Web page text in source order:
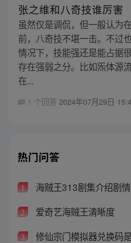
张之维和八奇技谁厉害
虽然仅是调侃，但一般认为
前，八奇技不堪一击。不过
情况下，技能强还是能占据
存在强弱之分。比如炁体源
在...
1 个回答 2024年07月29日
热门问答
1 海贼王313剧集介绍剧情
2 爱奇艺海贼王清晰度
3 修仙宗门模拟器兑换码